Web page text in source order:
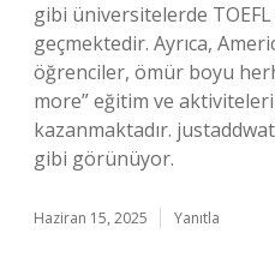
gibi üniversitelerde
geçmektedir. Ayrıca,
öğrenciler, ömür boyu
more” eğitim ve
kazanmaktadır.
gibi görünüyor.
Haziran 15, 2025 Yanıtla